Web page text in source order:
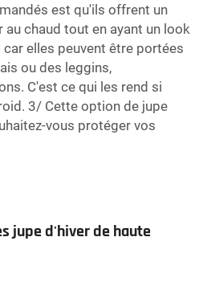
est qu'ils offrent un
chaud tout en ayant un look
elles peuvent être portées
ou des leggins,
C'est ce qui les rend si
3/ Cette option de jupe
vous protéger vos
jupe d'hiver de haute